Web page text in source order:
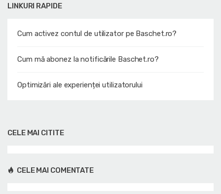
LINKURI RAPIDE
Cum activez contul de utilizator pe Baschet.ro?
Cum mă abonez la notificările Baschet.ro?
Optimizări ale experienței utilizatorului
CELE MAI CITITE
CELE MAI COMENTATE